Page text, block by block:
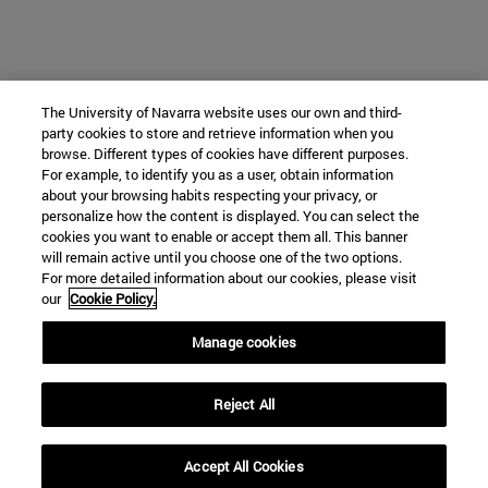
The University of Navarra website uses our own and third-
party cookies to store and retrieve information when you
browse. Different types of cookies have different purposes.
For example, to identify you as a user, obtain information
about your browsing habits respecting your privacy, or
personalize how the content is displayed. You can select the
cookies you want to enable or accept them all. This banner
will remain active until you choose one of the two options.
For more detailed information about our cookies, please visit
our Cookie Policy.
Manage cookies
Reject All
Accept All Cookies